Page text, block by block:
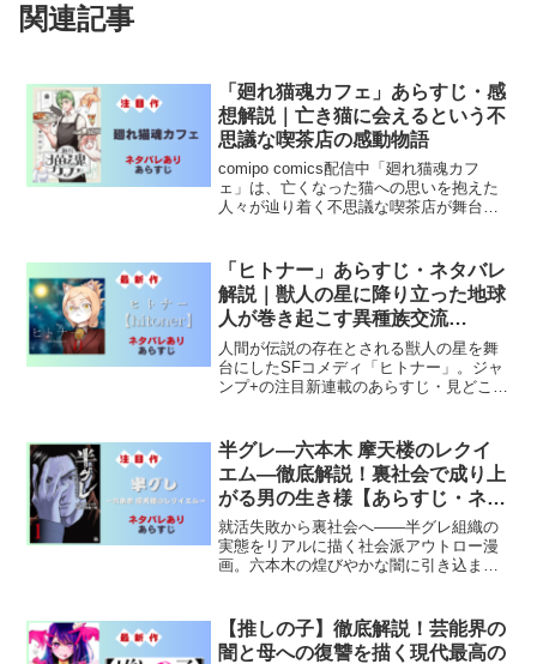
関連記事
「廻れ猫魂カフェ」あらすじ・感
想解説｜亡き猫に会えるという不
思議な喫茶店の感動物語
comipo comics配信中「廻れ猫魂カフ
ェ」は、亡くなった猫への思いを抱えた
人々が辿り着く不思議な喫茶店が舞台。
「ヒトナー」あらすじ・ネタバレ
解説｜獣人の星に降り立った地球
人が巻き起こす異種族交流
SF【少年ジャンプ+】
人間が伝説の存在とされる獣人の星を舞
台にしたSFコメディ「ヒトナー」。ジャ
ンプ+の注目新連載のあらすじ・見どころ
半グレ―六本木 摩天楼のレクイ
エム―徹底解説！裏社会で成り上
がる男の生き様【あらすじ・ネタ
バレ・考察】
就活失敗から裏社会へ——半グレ組織の
実態をリアルに描く社会派アウトロー漫
画。六本木の煌びやかな闇に引き込まれ
【推しの子】徹底解説！芸能界の
闇と母への復讐を描く現代最高の